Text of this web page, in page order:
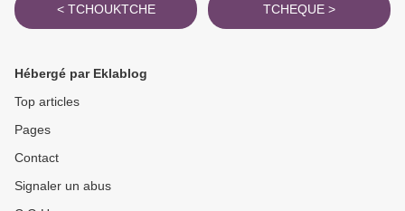
< TCHOUKTCHE TCHEQUE >
Hébergé par Eklablog
Top articles
Pages
Contact
Signaler un abus